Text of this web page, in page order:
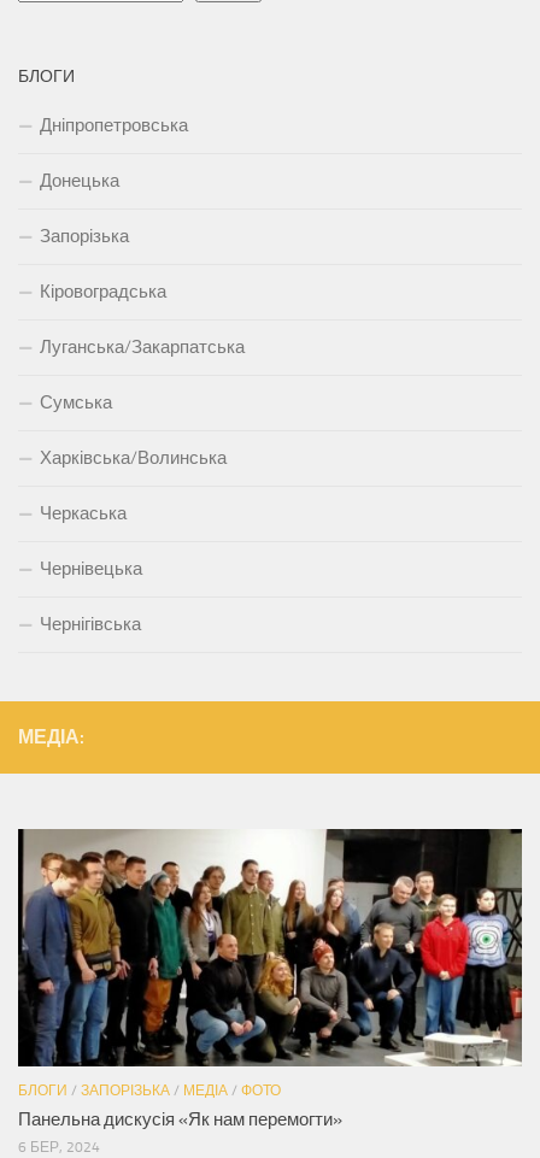
БЛОГИ
Дніпропетровська
Донецька
Запорізька
Кіровоградська
Луганська/Закарпатська
Сумська
Харківська/Волинська
Черкаська
Чернівецька
Чернігівська
МЕДІА:
БЛОГИ / ЗАПОРІЗЬКА / МЕДІА / ФОТО
Панельна дискусія «Як нам перемогти»
6 БЕР, 2024